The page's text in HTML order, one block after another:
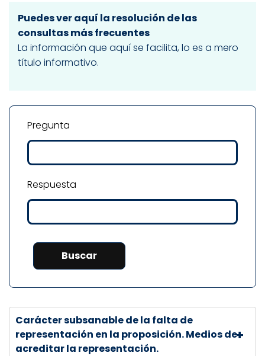
Puedes ver aquí la resolución de las
consultas más frecuentes
La información que aquí se facilita, lo es a mero
título informativo.
Pregunta
Respuesta
Carácter subsanable de la falta de
representación en la proposición. Medios de
acreditar la representación.